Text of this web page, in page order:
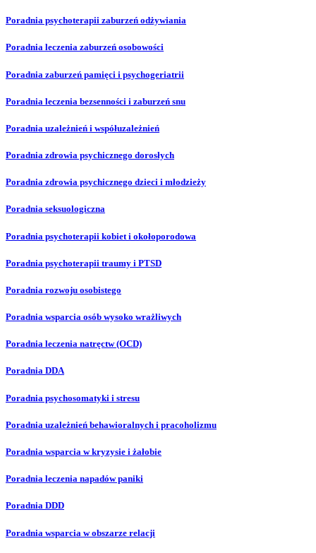
Poradnia psychoterapii zaburzeń odżywiania
Poradnia leczenia zaburzeń osobowości
Poradnia zaburzeń pamięci i psychogeriatrii
Poradnia leczenia bezsenności i zaburzeń snu
Poradnia uzależnień i współuzależnień
Poradnia zdrowia psychicznego dorosłych
Poradnia zdrowia psychicznego dzieci i młodzieży
Poradnia seksuologiczna
Poradnia psychoterapii kobiet i okołoporodowa
Poradnia psychoterapii traumy i PTSD
Poradnia rozwoju osobistego
Poradnia wsparcia osób wysoko wrażliwych
Poradnia leczenia natręctw (OCD)
Poradnia DDA
Poradnia psychosomatyki i stresu
Poradnia uzależnień behawioralnych i pracoholizmu
Poradnia wsparcia w kryzysie i żałobie
Poradnia leczenia napadów paniki
Poradnia DDD
Poradnia wsparcia w obszarze relacji